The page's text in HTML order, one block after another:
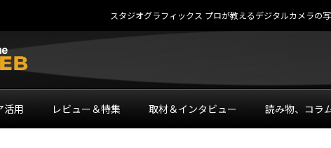
スタジオグラフィックス プロが教えるデジタルカメラの
活用 レビュー＆特集 取材＆インタビュー 読み物、コラ